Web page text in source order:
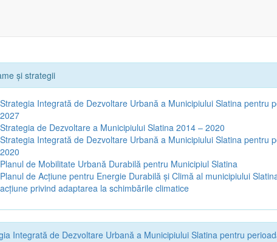
și strategii
Strategia Integrată de Dezvoltare Urbană a Municipiului Slatina pentru
2027
Strategia de Dezvoltare a Municipiului Slatina 2014 – 2020
Strategia Integrată de Dezvoltare Urbană a Municipiului Slatina pentru
2020
Planul de Mobilitate Urbană Durabilă pentru Municipiul Slatina
Planul de Acţiune pentru Energie Durabilă şi Climă al municipiului
acţiune privind adaptarea la schimbările climatice
Integrată de Dezvoltare Urbană a Municipiului Slatina pentru